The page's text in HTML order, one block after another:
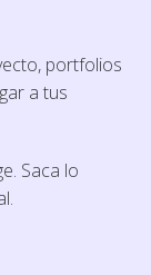
portfolios
a tus
Saca lo